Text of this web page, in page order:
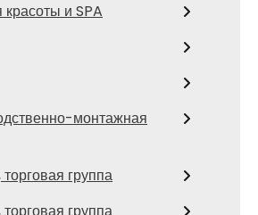
и SPA
монтажная
группа